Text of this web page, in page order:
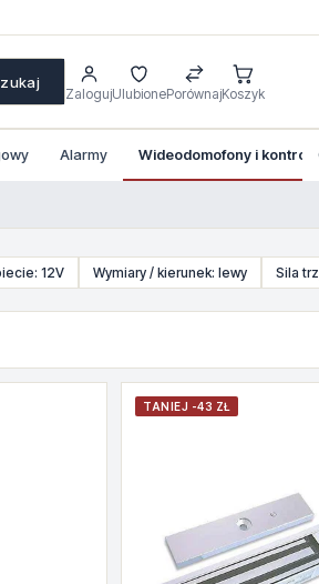
ZalogujUlubionePorównajKoszyk
Alarmy Wideodomofony i kontrola
12V Wymiary / kierunek: lewy Sila
TANIEJ -43 ZŁ